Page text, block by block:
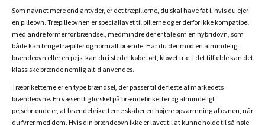
Som navnet mere end antyder, er det træpillerne, du skal have fat i, hvis du ejer
en pilleovn. Træpilleovnen er speciallavet til pillerne og er derfor ikke kompatibel
med andre former for brændsel, medmindre der er tale om en hybridovn, som
både kan bruge træpiller og normalt brænde. Har du derimod en almindelig
brændeovn eller en pejs, kan du i stedet købe tørt, kløvet træ. I det tilfælde kan det
klassiske brænde nemlig altid anvendes.
Træbriketterne er en type brændsel, der passer til de fleste af markedets
brændeovne. En væsentlig forskel på brændebriketter og almindeligt
pejsebrænde er, at brændebriketterne skaber en højere opvarmning af ovnen, når
du fyrer med dem. Hvis din brændeovn ikke er lavet til at kunne holde til så høje